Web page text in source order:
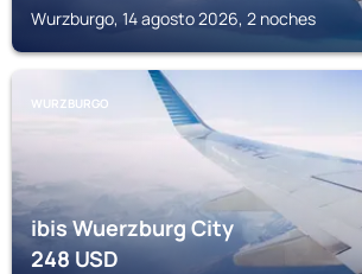
Wurzburgo, 14 agosto 2026, 2 noches
WURZBURGO
ibis Wuerzburg City
248USD